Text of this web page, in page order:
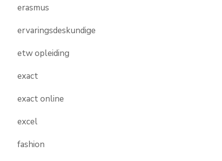
erasmus
ervaringsdeskundige
etw opleiding
exact
exact online
excel
fashion